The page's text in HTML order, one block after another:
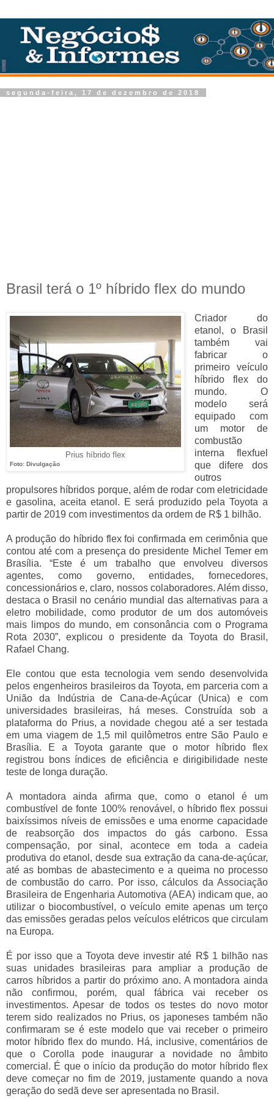
segunda-feira, 17 de dezembro de 2018
Brasil terá o 1º híbrido flex do mundo
Prius híbrido flex
Foto: Divulgação
Criador do
etanol, o Brasil
também vai
fabricar o
primeiro veículo
híbrido flex do
mundo. O
modelo será
equipado com
um motor de
combustão
interna flexfuel
que difere dos
outros
propulsores híbridos porque, além de rodar com eletricidade
e gasolina, aceita etanol. E será produzido pela Toyota a
partir de 2019 com investimentos da ordem de R$ 1 bilhão.
A produção do híbrido flex foi confirmada em cerimônia que
contou até com a presença do presidente Michel Temer em
Brasília. “Este é um trabalho que envolveu diversos
agentes, como governo, entidades, fornecedores,
concessionários e, claro, nossos colaboradores. Além disso,
destaca o Brasil no cenário mundial das alternativas para a
eletro mobilidade, como produtor de um dos automóveis
mais limpos do mundo, em consonância com o Programa
Rota 2030”, explicou o presidente da Toyota do Brasil,
Rafael Chang.
Ele contou que esta tecnologia vem sendo desenvolvida
pelos engenheiros brasileiros da Toyota, em parceria com a
União da Indústria de Cana-de-Açúcar (Unica) e com
universidades brasileiras, há meses. Construída sob a
plataforma do Prius, a novidade chegou até a ser testada
em uma viagem de 1,5 mil quilômetros entre São Paulo e
Brasília. E a Toyota garante que o motor híbrido flex
registrou bons índices de eficiência e dirigibilidade neste
teste de longa duração.
A montadora ainda afirma que, como o etanol é um
combustível de fonte 100% renovável, o híbrido flex possui
baixíssimos níveis de emissões e uma enorme capacidade
de reabsorção dos impactos do gás carbono. Essa
compensação, por sinal, acontece em toda a cadeia
produtiva do etanol, desde sua extração da cana-de-açúcar,
até as bombas de abastecimento e a queima no processo
de combustão do carro. Por isso, cálculos da Associação
Brasileira de Engenharia Automotiva (AEA) indicam que, ao
utilizar o biocombustível, o veículo emite apenas um terço
das emissões geradas pelos veículos elétricos que circulam
na Europa.
É por isso que a Toyota deve investir até R$ 1 bilhão nas
suas unidades brasileiras para ampliar a produção de
carros híbridos a partir do próximo ano. A montadora ainda
não confirmou, porém, qual fábrica vai receber os
investimentos. Apesar de todos os testes do novo motor
terem sido realizados no Prius, os japoneses também não
confirmaram se é este modelo que vai receber o primeiro
motor híbrido flex do mundo. Há, inclusive, comentários de
que o Corolla pode inaugurar a novidade no âmbito
comercial. É que o início da produção do motor híbrido flex
deve começar no fim de 2019, justamente quando a nova
geração do sedã deve ser apresentada no Brasil.